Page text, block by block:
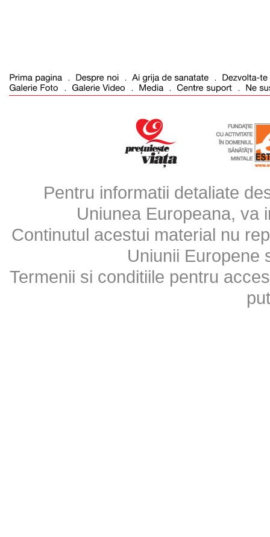
Pentru informatii detaliate
Uniunea Europeana, va
Continutul acestui material nu
Uniunii Europene
Termenii si conditiile pentru